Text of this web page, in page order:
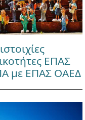
ΕΠΑΣ
με ΕΠΑΣ ΟΑΕΔ